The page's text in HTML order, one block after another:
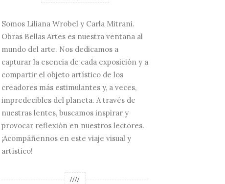
Somos Liliana Wrobel y Carla Mitrani.
Obras Bellas Artes es nuestra ventana al
mundo del arte. Nos dedicamos a
capturar la esencia de cada exposición y a
compartir el objeto artístico de los
creadores más estimulantes y, a veces,
impredecibles del planeta. A través de
nuestras lentes, buscamos inspirar y
provocar reflexión en nuestros lectores.
¡Acompáñennos en este viaje visual y
artístico!
////